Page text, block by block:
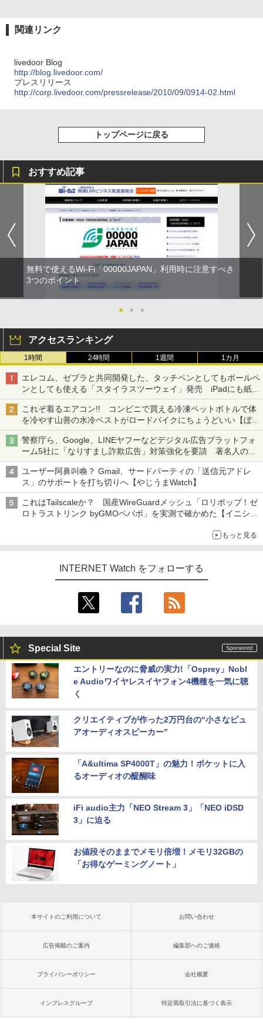
関連リンク
livedoor Blog
http://blog.livedoor.com/
プレスリリース
http://corp.livedoor.com/pressrelease/2010/09/0914-02.html
トップページに戻る
おすすめ記事
無料で使えるWi-Fi「00000JAPAN」利用時に注意すべき
3つのポイント
● ● ●
アクセスランキング
1時間 24時間 1週間 1カ月
エレコム、ゼブラと共同開発した、タッチペンとしてもボールペ
ンとしても使える「スタイラスツーウェイ」発売 iPadにも紙に
も、持ち替えずに書き込める
これぞ着るエアコン!! コンビニで買える冷凍ペットボトルで体
を冷やす山善の水冷ベストがロードバイクにちょうどいい【ぼっ
ち・ざ・ろーど！その14】【空いた時間でなにしてる？】
警察庁ら、Google、LINEヤフーなどデジタル広告プラットフォ
ーム5社に「なりすまし詐欺広告」対策強化を要請 著名人の写
真や映像を使った投資詐欺などへの対策として
ユーザー阿鼻叫喚？ Gmail、サードパーティの「送信元アドレ
ス」のサポートを打ち切りへ【やじうまWatch】
これはTailscaleか？ 国産WireGuardメッシュ「ロリポップ！ゼ
ロトラストリンク byGMOペパボ」を実測で確かめた【イニシャ
もっと見る
INTERNET Watch をフォローする
Special Site
エントリーなのに脅威の実力!「Osprey」Nobl
e Audioワイヤレスイヤフォン4機種を一気に聴
く
クリエイティブが作った2万円台の“小さなピュ
アオーディオスピーカー”
「A&ultima SP4000T」の魅力！ポケットに入
るオーディオの醍醐味
iFi audio主力「NEO Stream 3」「NEO iDSD
3」に迫る
お値段そのままでメモリ倍増！メモリ32GBの
「お得なゲーミングノート」
本サイトのご利用について お問い合わせ
広告掲載のご案内 編集部へのご連絡
プライバシーポリシー 会社概要
インプレスグループ 特定商取引法に基づく表示